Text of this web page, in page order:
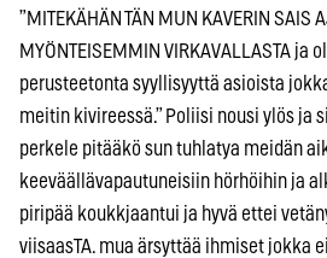
”MITEKÄHÄN TÄN MUN KAVERIN SAIS
MYÖNTEISEMMIN VIRKAVALLASTA ja
perusteetonta syyllisyyttä asioista
meitin kivireessä.” Poliisi nousi ylös ja
perkele pitääkö sun tuhlatya meidän
keeväällävapautuneisiin hörhöihin ja
piripää koukkjaantui ja hyvä ettei
viisaasTA. mua ärsyttää ihmiset jokka